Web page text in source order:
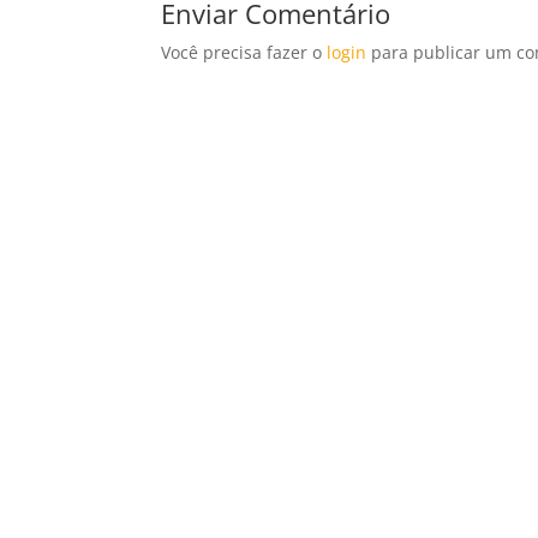
Enviar Comentário
Você precisa fazer o login para publicar um